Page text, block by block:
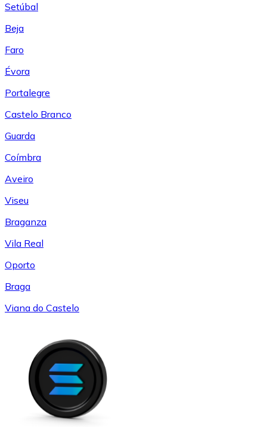
Setúbal
Beja
Faro
Évora
Portalegre
Castelo Branco
Guarda
Coímbra
Aveiro
Viseu
Braganza
Vila Real
Oporto
Braga
Viana do Castelo